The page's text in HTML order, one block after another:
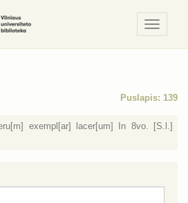
/
Meniu
Puslapis: 139
exempl[ar] lacer[um] In 8vo. [S.l.]